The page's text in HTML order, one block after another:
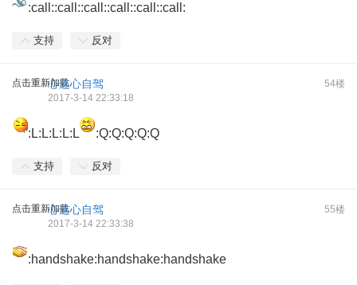
:call::call::call::call::call::call:
支持 反对
点击重新加载 54楼
心连心自驾
2017-3-14 22:33:18
:L:L:L:L:L :Q:Q:Q:Q:Q
支持 反对
点击重新加载 55楼
心连心自驾
2017-3-14 22:33:38
:handshake:handshake:handshake